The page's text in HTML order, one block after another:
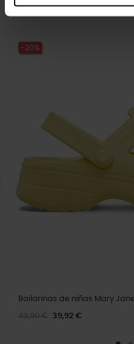
categoría:
-20%
Bailarinas de niñas Mary
49,90 € 39,92 €